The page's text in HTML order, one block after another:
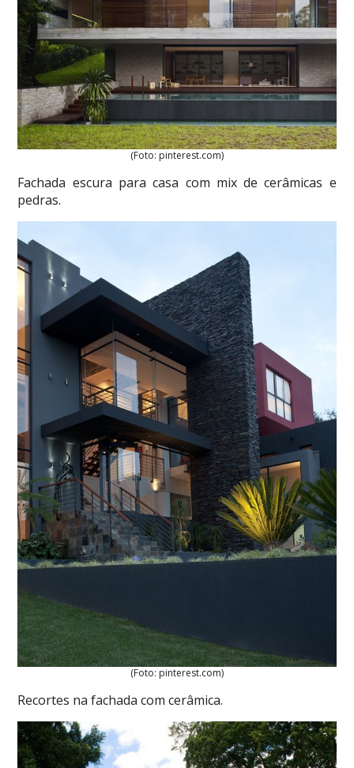
(Foto: pinterest.com)
Fachada escura para casa com mix de cerâmicas e
pedras.
(Foto: pinterest.com)
Recortes na fachada com cerâmica.